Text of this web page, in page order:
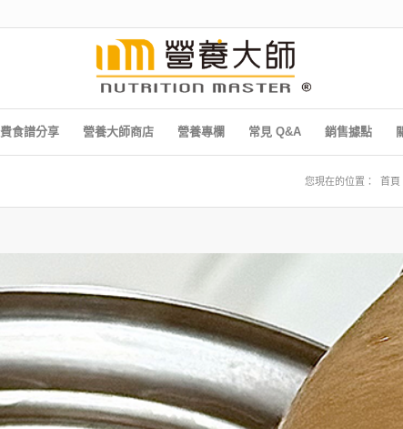
食譜分享 營養大師商店 營養專欄 常見 Q&A 銷售據點
您現在的位置： 首頁